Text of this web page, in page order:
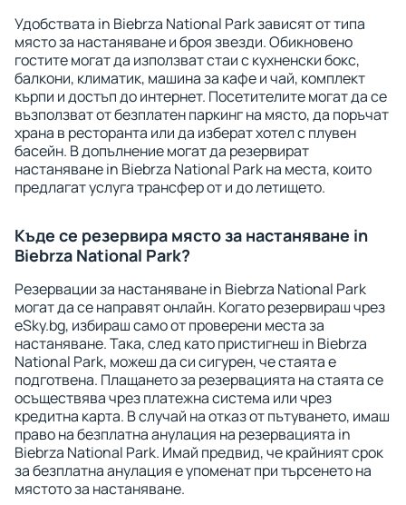
Удобствата in Biebrza National Park зависят от типа
място за настаняване и броя звезди. Обикновено
гостите могат да използват стаи с кухненски бокс,
балкони, климатик, машина за кафе и чай, комплект
кърпи и достъп до интернет. Посетителите могат да се
възползват от безплатен паркинг на място, да поръчат
храна в ресторанта или да изберат хотел с плувен
басейн. В допълнение могат да резервират
настаняване in Biebrza National Park на места, които
предлагат услуга трансфер от и до летището.
Къде се резервира място за настаняване in
Biebrza National Park?
Резервации за настаняване in Biebrza National Park
могат да се направят онлайн. Когато резервираш чрез
eSky.bg, избираш само от проверени места за
настаняване. Така, след като пристигнеш in Biebrza
National Park, можеш да си сигурен, че стаята е
подготвена. Плащането за резервацията на стаята се
осъществява чрез платежна система или чрез
кредитна карта. В случай на отказ от пътуването, имаш
право на безплатна анулация на резервацията in
Biebrza National Park. Имай предвид, че крайният срок
за безплатна анулация е упоменат при търсенето на
мястото за настаняване.